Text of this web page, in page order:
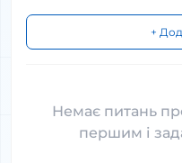
+
Немає питань
першим і